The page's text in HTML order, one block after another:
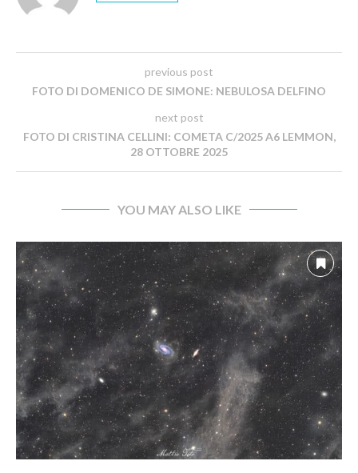
previous post
FOTO DI DOMENICO DE SIMONE: NEBULOSA DELFINO
next post
FOTO DI CRISTINA CELLINI: COMETA C/2025 A6 LEMMON,
28 OTTOBRE 2025
YOU MAY ALSO LIKE